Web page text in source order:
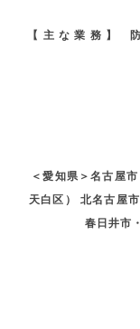
【 主 な 業 務 】
＜愛知県＞名古屋
天白区） 北名古屋
春日井市